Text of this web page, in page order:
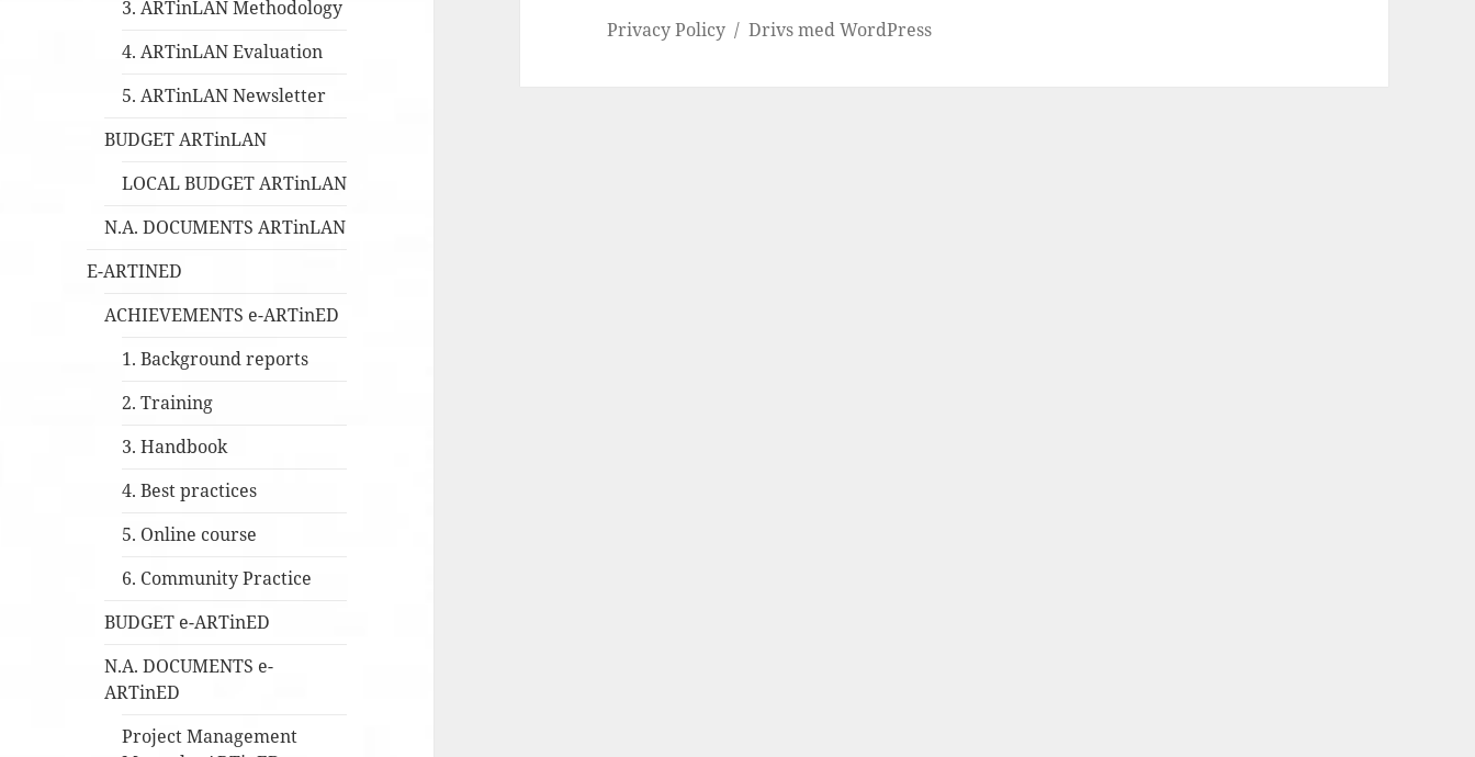
3. ARTinLAN Methodology
4. ARTinLAN Evaluation
5. ARTinLAN Newsletter
BUDGET ARTinLAN
LOCAL BUDGET ARTinLAN
N.A. DOCUMENTS ARTinLAN
E-ARTINED
ACHIEVEMENTS e-ARTinED
1. Background reports
2. Training
3. Handbook
4. Best practices
5. Online course
6. Community Practice
BUDGET e-ARTinED
N.A. DOCUMENTS e-
ARTinED
Project Management
Privacy Policy Drivs med WordPress